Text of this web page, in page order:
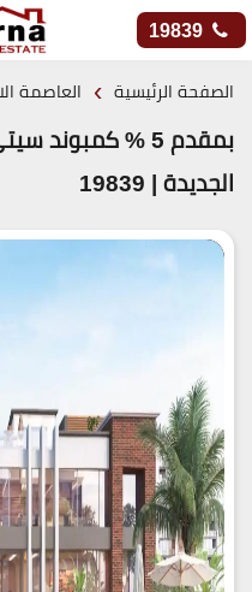
19839
الصفحة الرئيسية › العاصمة
بمقدم 5 %
الجديدة | 19839